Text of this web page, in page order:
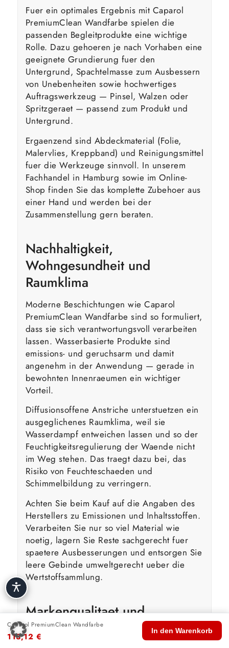
Fuer ein optimales Ergebnis mit Caparol
PremiumClean Wandfarbe spielen die
passenden Begleitprodukte eine wichtige
Rolle. Dazu gehoeren je nach Vorhaben eine
geeignete Grundierung fuer den
Untergrund, Spachtelmasse zum Ausbessern
von Unebenheiten sowie hochwertiges
Auftragswerkzeug — Pinsel, Walzen oder
Spritzgeraet — passend zum Produkt und
Untergrund.
Ergaenzend sind Abdeckmaterial (Folie,
Malervlies, Kreppband) und Reinigungsmittel
fuer die Werkzeuge sinnvoll. In unserem
Fachhandel in Hamburg sowie im Online-
Shop finden Sie das komplette Zubehoer aus
einer Hand und werden bei der
Zusammenstellung gern beraten.
Nachhaltigkeit,
Wohngesundheit und
Raumklima
Moderne Beschichtungen wie Caparol
PremiumClean Wandfarbe sind so formuliert,
dass sie sich verantwortungsvoll verarbeiten
lassen. Wasserbasierte Produkte sind
emissions- und geruchsarm und damit
angenehm in der Anwendung — gerade in
bewohnten Innenraeumen ein wichtiger
Vorteil.
Diffusionsoffene Anstriche unterstuetzen ein
ausgeglichenes Raumklima, weil sie
Wasserdampf entweichen lassen und so der
Feuchtigkeitsregulierung der Waende nicht
im Weg stehen. Das traegt dazu bei, das
Risiko von Feuchteschaeden und
Schimmelbildung zu verringern.
Achten Sie beim Kauf auf die Angaben des
Herstellers zu Emissionen und Inhaltsstoffen.
Verarbeiten Sie nur so viel Material wie
noetig, lagern Sie Reste sachgerecht fuer
spaetere Ausbesserungen und entsorgen Sie
leere Gebinde umweltgerecht ueber die
Wertstoffsammlung.
Markenqualitaet und
Fachberatung — darum
Caparol PremiumClean Wandfarbe
113,12 €
In den Warenkorb
🏠
Start
🛍️ 🛒
Warenkorb
👤
Konto